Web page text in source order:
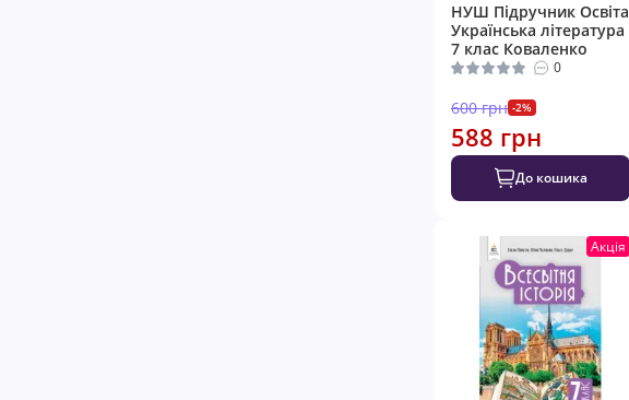
НУШ Підручник Освіта
Українська література
7 клас Коваленко
0
600 грн -2%
588 грн
До кошика
Акція